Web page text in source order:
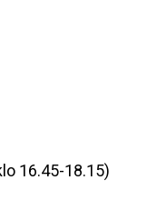
16.45-18.15)